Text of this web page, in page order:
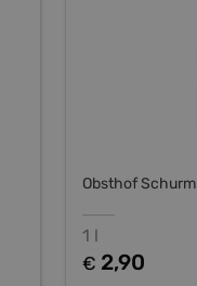
Obsthof Schurm
1 l
€ 2,90